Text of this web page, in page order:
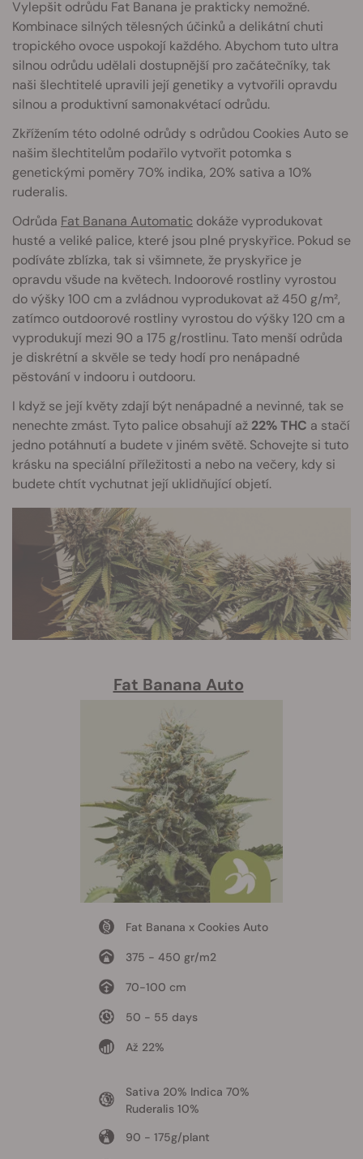
Vylepšit odrůdu Fat Banana je prakticky nemožné.
Kombinace silných tělesných účinků a delikátní chuti
tropického ovoce uspokojí každého. Abychom tuto ultra
silnou odrůdu udělali dostupnější pro začátečníky, tak
naši šlechtitelé upravili její genetiky a vytvořili opravdu
silnou a produktivní samonakvétací odrůdu.
Zkřížením této odolné odrůdy s odrůdou Cookies Auto se
našim šlechtitelům podařilo vytvořit potomka s
genetickými poměry 70% indika, 20% sativa a 10%
ruderalis.
Odrůda Fat Banana Automatic dokáže vyprodukovat
husté a veliké palice, které jsou plné pryskyřice. Pokud se
podíváte zblízka, tak si všimnete, že pryskyřice je
opravdu všude na květech. Indoorové rostliny vyrostou
do výšky 100 cm a zvládnou vyprodukovat až 450 g/m²,
zatímco outdoorové rostliny vyrostou do výšky 120 cm a
vyprodukují mezi 90 a 175 g/rostlinu. Tato menší odrůda
je diskrétní a skvěle se tedy hodí pro nenápadné
pěstování v indooru i outdooru.
I když se její květy zdají být nenápadné a nevinné, tak se
nenechte zmást. Tyto palice obsahují až 22% THC a stačí
jedno potáhnutí a budete v jiném světě. Schovejte si tuto
krásku na speciální příležitosti a nebo na večery, kdy si
budete chtít vychutnat její uklidňující objetí.
Fat Banana Auto
Fat Banana x Cookies Auto
375 - 450 gr/m2
70-100 cm
50 - 55 days
Až 22%
Sativa 20% Indica 70%
Ruderalis 10%
90 - 175g/plant